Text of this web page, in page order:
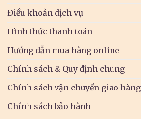
Điều khoản dịch vụ
Hình thức thanh toán
Hướng dẫn mua hàng online
Chính sách & Quy định chung
Chính sách vận chuyển giao hàng
Chính sách bảo hành